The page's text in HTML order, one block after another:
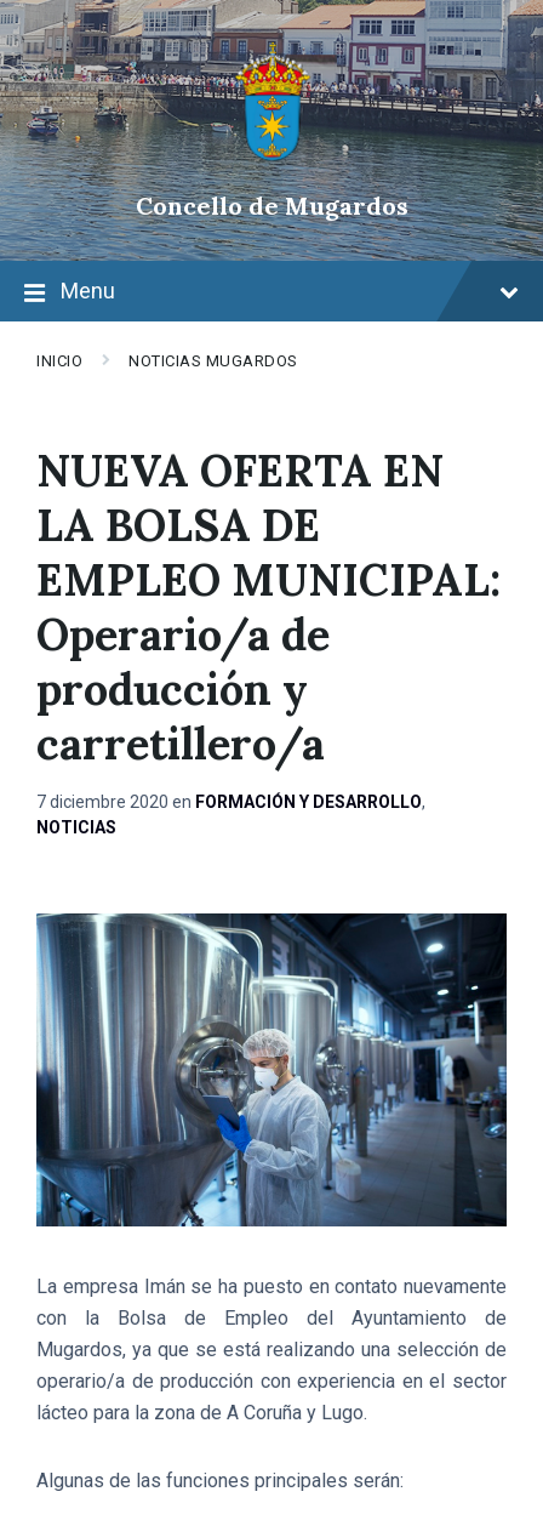
Skip
to
content
Skip
to
main
navigation
Skip
to
footer
Concello de Mugardos
Menu
INICIO NOTICIAS MUGARDOS
NUEVA OFERTA EN
LA BOLSA DE
EMPLEO MUNICIPAL:
Operario/a de
producción y
carretillero/a
7 diciembre 2020 en FORMACIÓN Y DESARROLLO,
NOTICIAS
La empresa Imán se ha puesto en contato nuevamente
con la Bolsa de Empleo del Ayuntamiento de
Mugardos, ya que se está realizando una selección de
operario/a de producción con experiencia en el sector
lácteo para la zona de A Coruña y Lugo.
Algunas de las funciones principales serán: